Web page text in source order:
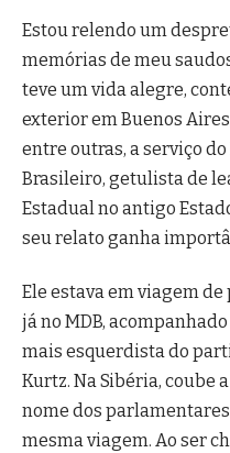
Estou relendo um
memórias de meu
teve um vida alegre,
exterior em Buenos
entre outras, a serviço
Brasileiro, getulista de
Estadual no antigo
seu relato ganha
Ele estava em viagem
já no MDB,
mais esquerdista do
Kurtz. Na Sibéria, coube
nome dos
mesma viagem. Ao ser